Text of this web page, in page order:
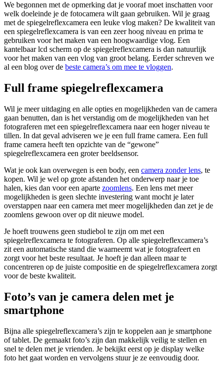
We begonnen met de opmerking dat je vooraf moet inschatten voor
welk doeleinde je de fotocamera wilt gaan gebruiken. Wil je graag
met de spiegelreflexcamera een leuke vlog maken? De kwaliteit van
een spiegelreflexcamera is van een zeer hoog niveau en prima te
gebruiken voor het maken van een hoogwaardige vlog. Een
kantelbaar lcd scherm op de spiegelreflexcamera is dan natuurlijk
voor het maken van een vlog van groot belang. Eerder schreven we
al een blog over de beste camera’s om mee te vloggen.
Full frame spiegelreflexcamera
Wil je meer uitdaging en alle opties en mogelijkheden van de camera
gaan benutten, dan is het verstandig om de mogelijkheden van het
fotograferen met een spiegelreflexcamera naar een hoger niveau te
tillen. In dat geval adviseren we je een full frame camera. Een full
frame camera heeft ten opzichte van de “gewone”
spiegelreflexcamera een groter beeldsensor.
Wat je ook kan overwegen is een body, een camera zonder lens, te
kopen. Wil je wel op grote afstanden het onderwerp naar je toe
halen, kies dan voor een aparte zoomlens. Een lens met meer
mogelijkheden is geen slechte investering want mocht je later
overstappen naar een camera met meer mogelijkheden dan zet je de
zoomlens gewoon over op dit nieuwe model.
Je hoeft trouwens geen studiebol te zijn om met een
spiegelreflexcamera te fotograferen. Op alle spiegelreflexcamera’s
zit een automatische stand die waarneemt wat je fotografeert en
zorgt voor het beste resultaat. Je hoeft je dan alleen maar te
concentreren op de juiste compositie en de spiegelreflexcamera zorgt
voor de beste kwaliteit.
Foto’s van je camera delen met je
smartphone
Bijna alle spiegelreflexcamera’s zijn te koppelen aan je smartphone
of tablet. De gemaakt foto’s zijn dan makkelijk veilig te stellen en
snel te delen met je vrienden. Je bekijkt eerst op je display welke
foto het gaat worden en vervolgens stuur je ze eenvoudig door.